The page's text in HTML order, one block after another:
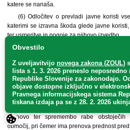
katere se nanaša.
(6) Odločitev o prevladi javne koristi
katerimi se izravna škoda glede javne
ter usmeritve in pogoje za njihovo izvedbo.
(7) Vlada podrobneje predpiše merila za
20. člen
(racionalna raba
(1) Pri urejanju prostora se
prenovo ter spremembo rabe obstoječih
območij, pri čemer ima prenova prednost
Obvestilo
Z uveljavitvijo novega zakona (ZOUL)
lista s 1. 3. 2026 preneslo neposredno
Republike Slovenije za zakonodajo.
objave dostopne izključno v
Pravnega informacijskega sistema
tiskana izdaja pa se z 28. 2. 2026